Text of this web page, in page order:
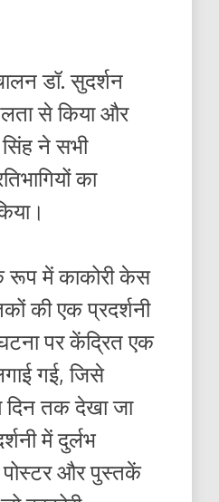
डॉ. सुदर्शन
से किया और
ने सभी
का
में काकोरी केस
की एक प्रदर्शनी
पर केंद्रित एक
गई, जिसे
दिन तक देखा जा
में दुर्लभ
पोस्टर और पुस्तकें